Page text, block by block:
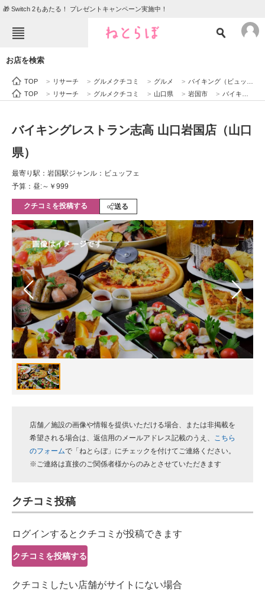
🎁 Switch 2もあたる！ プレゼントキャンペーン実施中！
エンタメ クイズ
教育・育児
動物
会員記事
メディア
注目記事を集めた総合ページ
ITの今と未来を見通す
スマホと通信の最新トレンド
進化するPCとデバイスの未来
好きが集まる 比べて選べる
ビジネスと働き方のヒント
AI活用のいまが分かる
経営リーダーのコミュニティ
マーケ×ITの今がよく分かる
製造業のIT導入・活用を支援
お店を検索
TOP > リサーチ > グルメクチコミ > グルメ > バイキング（ビュッフェ）
TOP
> リサーチ > グルメクチコミ > 山口県 > 岩国市 > バイキングレストラン志高 山口岩国店（山口県）
バイキングレストラン志高 山口岩国店（山口
県）
最寄り駅：岩国駅ジャンル：ビュッフェ
予算：昼:～￥999
クチコミを投稿する 送る
店舗／施設の画像や情報を提供いただける場合、または非掲載を
希望される場合は、返信用のメールアドレス記載のうえ、
こちら
のフォームで「ねとらぼ」にチェックを付けてご連絡ください。
※ご連絡は直接のご関係者様からのみとさせていただきます
クチコミ投稿
ログインするとクチコミが投稿できます
クチコミを投稿する
クチコミしたい店舗がサイトにない場合